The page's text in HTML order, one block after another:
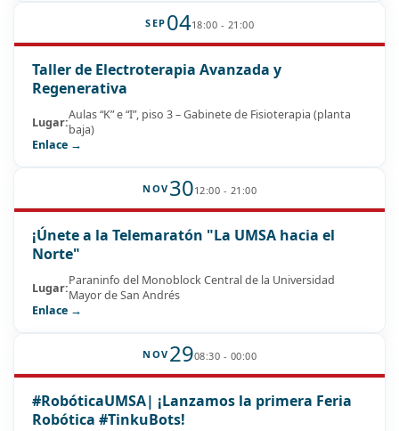
SEP 0418:00 - 21:00
Taller de Electroterapia Avanzada y
Regenerativa
Lugar:Aulas “K” e “I”, piso 3 – Gabinete de Fisioterapia (planta
baja)
Enlace →
NOV 3012:00 - 21:00
¡Únete a la Telemaratón "La UMSA hacia el
Norte"
Lugar:Paraninfo del Monoblock Central de la Universidad
Mayor de San Andrés
Enlace →
NOV 2908:30 - 00:00
#RobóticaUMSA| ¡Lanzamos la primera Feria
Robótica #TinkuBots!